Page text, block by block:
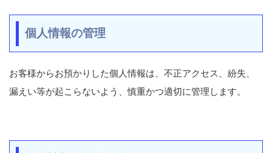
個人情報の管理
お客様からお預かりした個人情報は、不正アクセス、紛失、
漏えい等が起こらないよう、慎重かつ適切に管理します。